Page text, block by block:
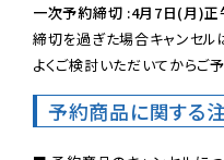
一次予約締切 :4月7日(月)正
締切を過ぎた場合キャンセル
よくご検討いただいてからご
予約商品に関する